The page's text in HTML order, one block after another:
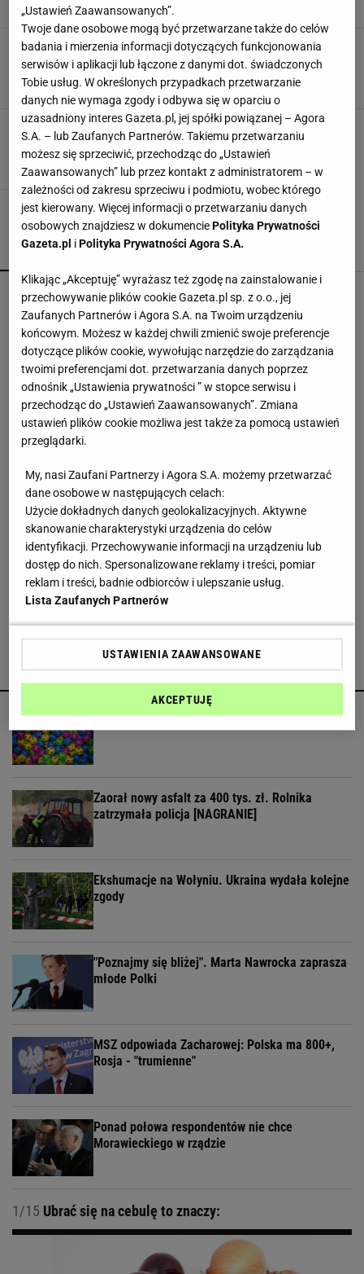
Ile kalorii ma pączek? Wszystko zależy od
polewy
PĄCZEK SŁODYCZE TABELA KALORII
Pączek kalorie - ile kcal ma pączek?
PĄCZEK
POPULARNE
Niepokojące informacje o stanie zdrowia Joe
Bidena. Syn ujawnia
Zwrot w sprawie Patriotów. Zełenski: Mamy
umowy z USA
Pijana kierująca zabiła 66-latkę. Syn dostał
Zaorał nowy asfalt za 400 tys. zł. Rolnika
zatrzymała policja. Jest nagranie
Przez lata był "zakazanym" produktem. Teraz
wielu dietetyków łagodzi swoje stanowisko
POLECAMY
Wyniki Lotto 08.08.2026 - Kaskada, MultiMulti
Zaorał nowy asfalt za 400 tys. zł. Rolnika
zatrzymała policja [NAGRANIE]
Ekshumacje na Wołyniu. Ukraina wydała kolejne
zgody
"Poznajmy się bliżej". Marta Nawrocka zaprasza
młode Polki
MSZ odpowiada Zacharowej: Polska ma 800+,
Rosja - "trumienne"
Ponad połowa respondentów nie chce
Morawieckiego w rządzie
1/15 Ubrać się na cebulę to znaczy:
„Ustawień Zaawansowanych”.
Twoje dane osobowe mogą być przetwarzane także do celów
badania i mierzenia informacji dotyczących funkcjonowania
serwisów i aplikacji lub łączone z danymi dot. świadczonych
Tobie usług. W określonych przypadkach przetwarzanie
danych nie wymaga zgody i odbywa się w oparciu o
uzasadniony interes Gazeta.pl, jej spółki powiązanej – Agora
S.A. – lub Zaufanych Partnerów. Takiemu przetwarzaniu
możesz się sprzeciwić, przechodząc do „Ustawień
Zaawansowanych” lub przez kontakt z administratorem – w
zależności od zakresu sprzeciwu i podmiotu, wobec którego
jest kierowany. Więcej informacji o przetwarzaniu danych
osobowych znajdziesz w dokumenciePolityka Prywatności
Gazeta.pl iPolityka Prywatności Agora S.A.
Klikając „Akceptuję” wyrażasz też zgodę na zainstalowanie i
przechowywanie plików cookie Gazeta.pl sp. z o.o., jej
Zaufanych Partnerów i Agora S.A. na Twoim urządzeniu
końcowym. Możesz w każdej chwili zmienić swoje preferencje
dotyczące plików cookie, wywołując narzędzie do zarządzania
twoimi preferencjami dot. przetwarzania danych poprzez
odnośnik „Ustawienia prywatności ” w stopce serwisu i
przechodząc do „Ustawień Zaawansowanych”. Zmiana
ustawień plików cookie możliwa jest także za pomocą ustawień
przeglądarki.
My, nasi Zaufani Partnerzy i Agora S.A. możemy przetwarzać
dane osobowe w następujących celach:
Użycie dokładnych danych geolokalizacyjnych. Aktywne
skanowanie charakterystyki urządzenia do celów
identyfikacji. Przechowywanie informacji na urządzeniu lub
dostęp do nich. Spersonalizowane reklamy i treści, pomiar
reklam i treści, badnie odbiorców i ulepszanie usług.
Lista Zaufanych Partnerów
USTAWIENIA ZAAWANSOWANE
AKCEPTUJĘ